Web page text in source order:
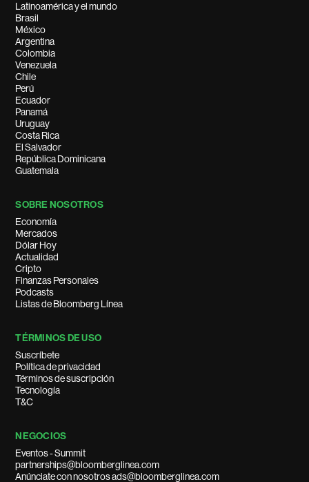
Latinoamérica y el mundo
Brasil
México
Argentina
Colombia
Venezuela
Chile
Perú
Ecuador
Panamá
Uruguay
Costa Rica
El Salvador
República Dominicana
Guatemala
SOBRE NOSOTROS
Economía
Mercados
Dólar Hoy
Actualidad
Cripto
Finanzas Personales
Podcasts
Listas de Bloomberg Línea
TÉRMINOS DE USO
Suscríbete
Política de privacidad
Términos de suscripción
Tecnología
T&C
NEGOCIOS
Eventos - Summit
partnerships@bloomberglinea.com
Anúnciate con nosotros ads@bloomberglinea.com